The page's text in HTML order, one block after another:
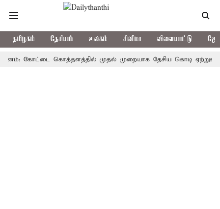
தமிழகம் தேசியம் உலகம் சினிமா விளையாட்டு
கோட்டை கொத்தளத்தில் முதல் முறையாக தேசிய கொடி ஏற்றுகிறார்,